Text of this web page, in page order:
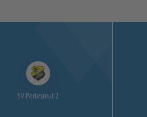
SV Perlesreut 2